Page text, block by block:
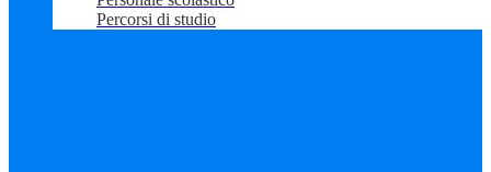
Percorsi di studio